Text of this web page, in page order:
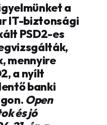
a
IT-biztonsági
PSD2-es
mennyire
a nyílt
banki
Open
és jó